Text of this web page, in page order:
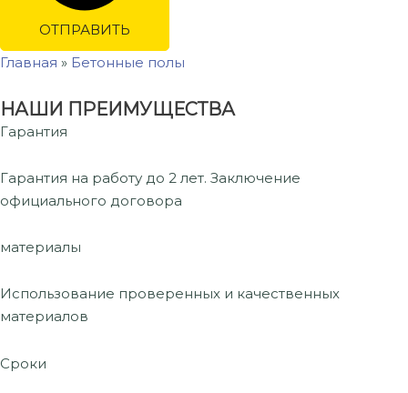
ОТПРАВИТЬ
Главная » Бетонные полы
НАШИ ПРЕИМУЩЕСТВА
Гарантия
Гарантия на работу до 2 лет. Заключение
официального договора
материалы
Использование проверенных и качественных
материалов
Сроки